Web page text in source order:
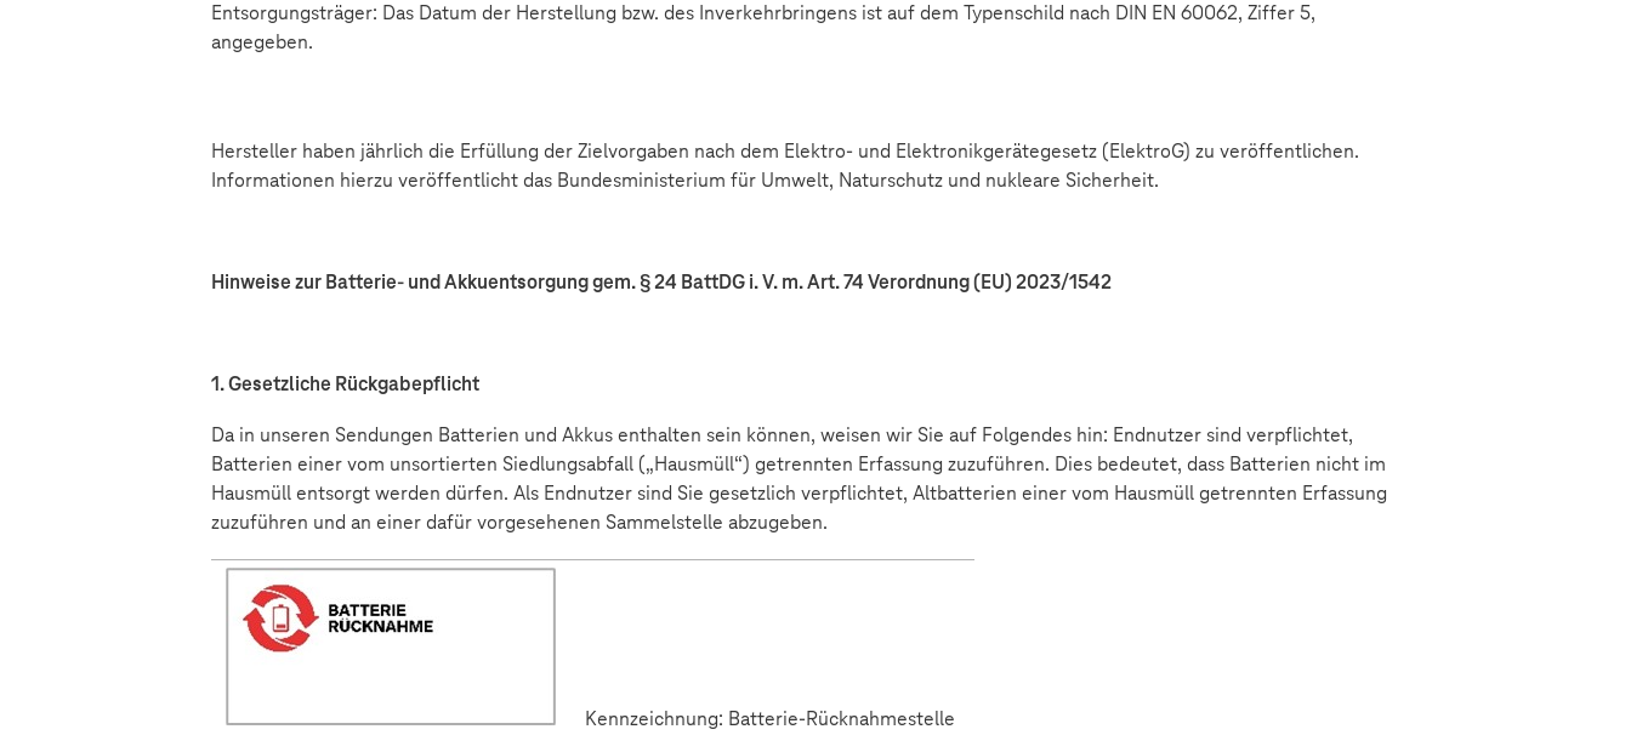
Entsorgungsträger: Das Datum der Herstellung bzw. des Inverkehrbringens ist auf dem Typenschild nach DIN EN 60062, Ziffer 5,
angegeben.
Hersteller haben jährlich die Erfüllung der Zielvorgaben nach dem Elektro- und Elektronikgerätegesetz (ElektroG) zu veröffentlichen.
Informationen hierzu veröffentlicht das Bundesministerium für Umwelt, Naturschutz und nukleare Sicherheit.
Hinweise zur Batterie- und Akkuentsorgung gem. § 24 BattDG i. V. m. Art. 74 Verordnung (EU) 2023/1542
1. Gesetzliche Rückgabepflicht
Da in unseren Sendungen Batterien und Akkus enthalten sein können, weisen wir Sie auf Folgendes hin: Endnutzer sind verpflichtet,
Batterien einer vom unsortierten Siedlungsabfall („Hausmüll“) getrennten Erfassung zuzuführen. Dies bedeutet, dass Batterien nicht im
Hausmüll entsorgt werden dürfen. Als Endnutzer sind Sie gesetzlich verpflichtet, Altbatterien einer vom Hausmüll getrennten Erfassung
zuzuführen und an einer dafür vorgesehenen Sammelstelle abzugeben.
Kennzeichnung: Batterie-Rücknahmestelle